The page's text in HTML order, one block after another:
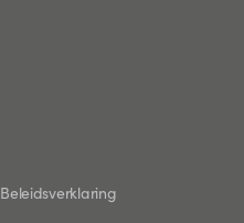
Beleidsverklaring